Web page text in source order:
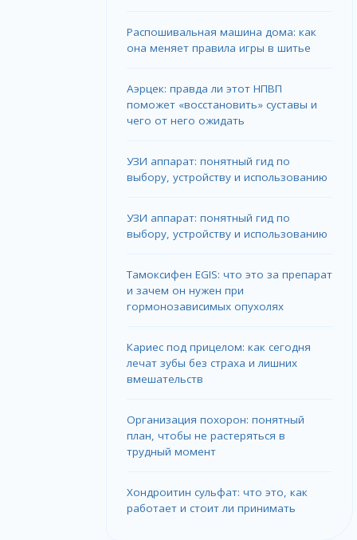
Распошивальная машина дома: как
она меняет правила игры в шитье
Аэрцек: правда ли этот НПВП
поможет «восстановить» суставы и
чего от него ожидать
УЗИ аппарат: понятный гид по
выбору, устройству и использованию
УЗИ аппарат: понятный гид по
выбору, устройству и использованию
Тамоксифен EGIS: что это за препарат
и зачем он нужен при
гормонозависимых опухолях
Кариес под прицелом: как сегодня
лечат зубы без страха и лишних
вмешательств
Организация похорон: понятный
план, чтобы не растеряться в
трудный момент
Хондроитин сульфат: что это, как
работает и стоит ли принимать